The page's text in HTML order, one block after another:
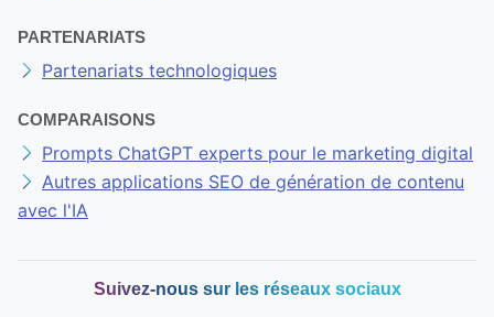
PARTENARIATS
Partenariats technologiques
COMPARAISONS
Prompts ChatGPT experts pour le marketing digital
Autres applications SEO de génération de contenu
avec l'IA
Suivez-nous sur les réseaux sociaux